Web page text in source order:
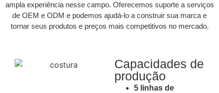
ampla experiência nesse campo. Oferecemos suporte a serviços
de OEM e ODM e podemos ajudá-lo a construir sua marca e
tornar seus produtos e preços mais competitivos no mercado.
Capacidades de
produção
5 linhas de